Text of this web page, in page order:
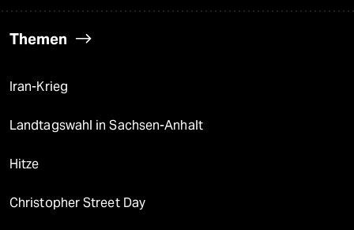
Themen
Iran-Krieg
Landtagswahl in Sachsen-Anhalt
Hitze
Christopher Street Day